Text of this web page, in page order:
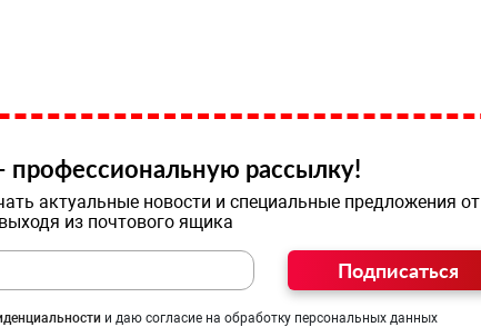
рассылку!
актуальные новости и специальные предложения от
из почтового ящика
Подписаться
и даю согласие на обработку персональных данных